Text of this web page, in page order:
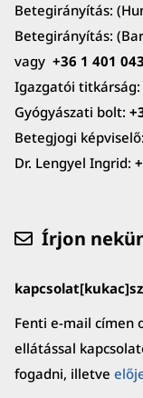
Betegirányítás:
Betegirányítás:
vagy +36 1 401
Igazgatói titkárság:
Gyógyászati bolt:
Betegjogi képviselő:
Dr. Lengyel Ingrid:
Írjon
Fenti e-mail címen
ellátással
fogadni, illetve